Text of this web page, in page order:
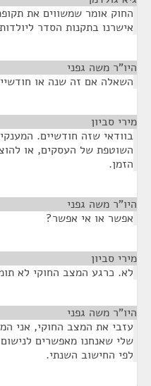
החוק אומר שמשווים את
אישרנו בתקנות הסדר
היו"ר משה גפני
השאלה אם זה שנה או
מירי סביון
בוודאי שזה חודשיים.
השוטפת של העסקים, או
הזמן.
היו"ר משה גפני
אפשר או אי אפשר?
מירי סביון
לא. כרגע המצב החוקי לא
היו"ר משה גפני
עזבי את המצב החוקי, אני
שלי שאנחנו מאפשרים
לפי החישוב השנתי.